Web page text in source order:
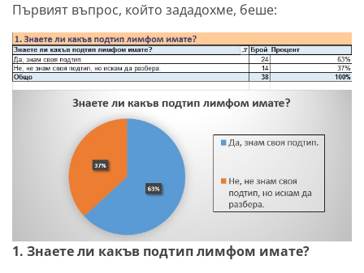
Първият въпрос, който зададохме, беше:
1. Знаете ли какъв подтип лимфом имате?